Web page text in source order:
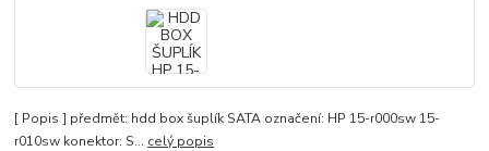
[ Popis ] předmět: hdd box šuplík SATA označení: HP 15-r000sw 15-
r010sw konektor: S... celý popis